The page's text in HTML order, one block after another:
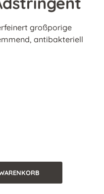
großporige
antibakteriell
die